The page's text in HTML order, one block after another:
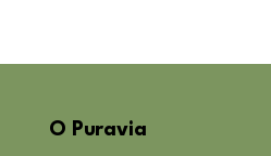
O Puravia